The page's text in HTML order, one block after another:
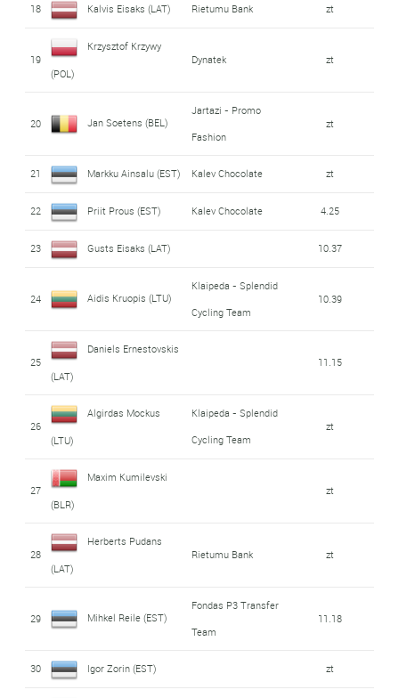
18 Kalvis Eisaks (LAT) Rietumu Bank zt
19
Krzysztof Krzywy
(POL)
Dynatek zt
20 Jan Soetens (BEL)
Jartazi - Promo
Fashion
zt
21 Markku Ainsalu (EST) Kalev Chocolate zt
22 Priit Prous (EST) Kalev Chocolate 4.25
23 Gusts Eisaks (LAT) 10.37
24 Aidis Kruopis (LTU)
Klaipeda - Splendid
Cycling Team
10.39
25
Daniels Ernestovskis
(LAT)
11.15
26
Algirdas Mockus
(LTU)
Klaipeda - Splendid
Cycling Team
zt
27
Maxim Kumilevski
(BLR)
zt
28
Herberts Pudans
(LAT)
Rietumu Bank zt
29 Mihkel Reile (EST)
Fondas P3 Transfer
Team
11.18
30 Igor Zorin (EST) zt